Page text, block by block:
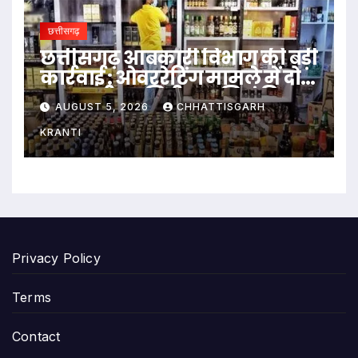
छत्तीसगढ़
छत्तीसगढ़ आबकारी विभाग की बड़ी
कार्रवाई : ओवररेटिंग मामले में दो
आबकारी उप निरीक्षक निलंबित
AUGUST 5, 2026 CHHATTISGARH
KRANTI
Privacy Policy
Terms
Contact